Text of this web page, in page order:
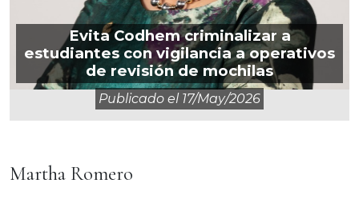
Evita Codhem criminalizar a
estudiantes con vigilancia a operativos
de revisión de mochilas
Publicado el 17/may/2026
Martha Romero